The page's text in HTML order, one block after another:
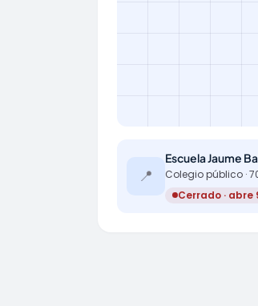
📍
Escuela Jaume
Colegio público ·
Cerrado · abre